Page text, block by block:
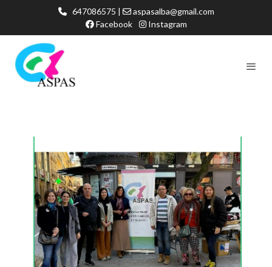
647086575 |
aspasalba@gmail.com
Facebook
Instagram